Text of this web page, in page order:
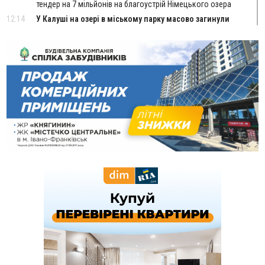
тендер на 7 мільйонів на благоустрій Німецького озера
12:14
У Калуші на озері в міському парку масово загинули
11:18
Майстра лісу з Верховинщини оштрафували на 600 тисяч за
переправлення чоловіків до Румунії
10:49
На Прикарпатті через негоду сталися аварійні вимкнення
світла
10:43
За змову на тендері для Долинської лікарні двох
підприємців оштрафували на 272 тисячі гривень
10:09
Яремчанський суд виніс вирок чоловіку, який у Буковелі
вкрав із супермаркету пляшку віскі за 8,5 тисяч
В урочищі біля Галича археологи відкопали давньоруську
У Франківську медики провели серію складних операцій
07 Серпня
ФОТО
У Богородчанах на "зебрі" водій Audi наїхав на
хлопчика з велосипедом
Загальна площа всіх книгарень України - трохи більше ніж 6